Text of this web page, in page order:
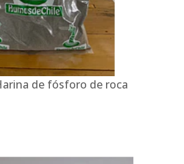
de fósforo de roca